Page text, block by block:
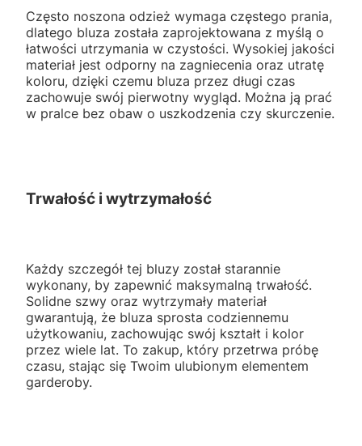
Często noszona odzież wymaga częstego prania,
dlatego bluza została zaprojektowana z myślą o
łatwości utrzymania w czystości. Wysokiej jakości
materiał jest odporny na zagniecenia oraz utratę
koloru, dzięki czemu bluza przez długi czas
zachowuje swój pierwotny wygląd. Można ją prać
w pralce bez obaw o uszkodzenia czy skurczenie.
Trwałość i wytrzymałość
Każdy szczegół tej bluzy został starannie
wykonany, by zapewnić maksymalną trwałość.
Solidne szwy oraz wytrzymały materiał
gwarantują, że bluza sprosta codziennemu
użytkowaniu, zachowując swój kształt i kolor
przez wiele lat. To zakup, który przetrwa próbę
czasu, stając się Twoim ulubionym elementem
garderoby.